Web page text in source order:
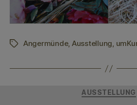
Schlagwörter
Angermünde, Ausstellung,
AUSSTELLUNG